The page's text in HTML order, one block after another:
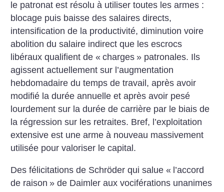
le patronat est résolu à utiliser toutes les armes :
blocage puis baisse des salaires directs,
intensification de la productivité, diminution voire
abolition du salaire indirect que les escrocs
libéraux qualifient de « charges » patronales. Ils
agissent actuellement sur l’augmentation
hebdomadaire du temps de travail, après avoir
modifié la durée annuelle et après avoir pesé
lourdement sur la durée de carrière par le biais de
la régression sur les retraites. Bref, l’exploitation
extensive est une arme à nouveau massivement
utilisée pour valoriser le capital.
Des félicitations de Schröder qui salue « l’accord
de raison » de Daimler aux vociférations unanimes